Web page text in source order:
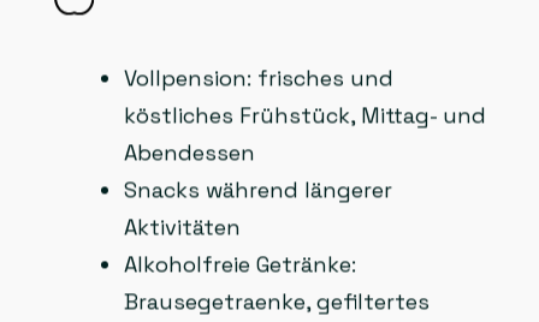
Vollpension: frisches und
köstliches Frühstück, Mittag- und
Abendessen
Snacks während längerer
Aktivitäten
Alkoholfreie Getränke:
Brausegetraenke, gefiltertes